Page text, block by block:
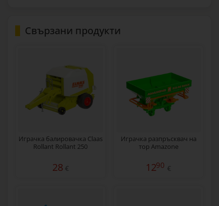
Свързани продукти
Играчка балировачка Claas
Rollant Rollant 250
28 €
Играчка разпръсквач на
тор Amazone
1290 €